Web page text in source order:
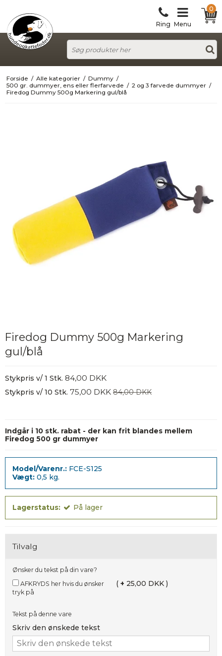
Ring Menu
0
Forside / Alle kategorier / Dummy /
500 gr. dummyer, ens eller flerfarvede / 2 og 3 farvede dummyer /
Firedog Dummy 500g Markering gul/blå
Firedog Dummy 500g Markering
gul/blå
Stykpris v/ 1 Stk. 84,00 DKK
Stykpris v/ 10 Stk. 75,00 DKK 84,00 DKK
Indgår i 10 stk. rabat - der kan frit blandes mellem
Firedog 500 gr dummyer
Model/Varenr.: FCE-S125
Vægt: 0,5 kg.
Lagerstatus: På lager
Tilvalg
Ønsker du tekst på din vare?
tryk på
( + 25,00 DKK )
Tekst på denne vare
Skriv den ønskede tekst